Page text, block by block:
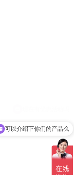
可以介绍下你们的产品么